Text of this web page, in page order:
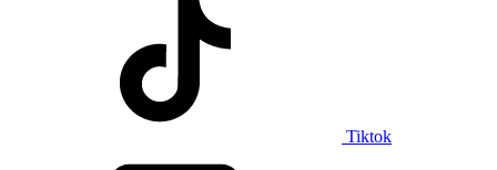
Tiktok